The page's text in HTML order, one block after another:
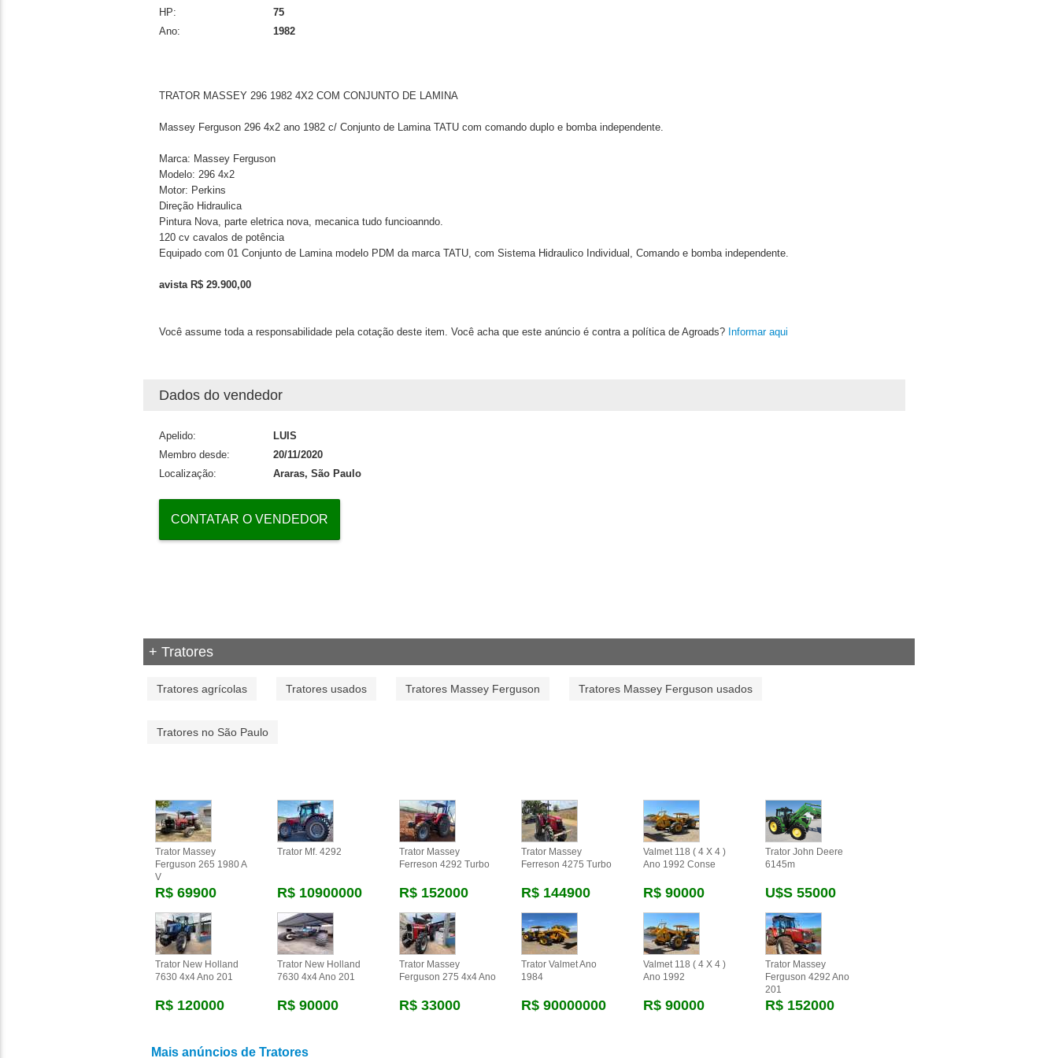
HP:
75
Ano:
1982
TRATOR MASSEY 296 1982 4X2 COM CONJUNTO DE LAMINA
Massey Ferguson 296 4x2 ano 1982 c/ Conjunto de Lamina TATU com comando duplo e bomba independente.
Marca: Massey Ferguson
Modelo: 296 4x2
Motor: Perkins
Direção Hidraulica
Pintura Nova, parte eletrica nova, mecanica tudo funcioanndo.
120 cv cavalos de potência
Equipado com 01 Conjunto de Lamina modelo PDM da marca TATU, com Sistema Hidraulico Individual, Comando e bomba independente.
avista R$ 29.900,00
Você assume toda a responsabilidade pela cotação deste item. Você acha que este anúncio é contra a política de Agroads? Informar aqui
Dados do vendedor
Apelido:
LUIS
Membro desde:
20/11/2020
Localização:
Araras, São Paulo
CONTATAR O VENDEDOR
+ Tratores
Tratores agrícolas Tratores usados Tratores Massey Ferguson Tratores Massey Ferguson usados
Tratores no São Paulo
Trator Massey
Ferguson 265 1980 A
V
R$ 69900
Trator Mf. 4292
R$ 10900000
Trator Massey
Ferreson 4292 Turbo
R$ 152000
Trator Massey
Ferreson 4275 Turbo
R$ 144900
Valmet 118 ( 4 X 4 )
Ano 1992 Conse
R$ 90000
Trator John Deere
6145m
U$s 55000
Trator New Holland
7630 4x4 Ano 201
R$ 120000
Trator New Holland
7630 4x4 Ano 201
R$ 90000
Trator Massey
Ferguson 275 4x4 Ano
R$ 33000
Trator Valmet Ano
1984
R$ 90000000
Valmet 118 ( 4 X 4 )
Ano 1992
R$ 90000
Trator Massey
Ferguson 4292 Ano
201
R$ 152000
Mais anúncios de Tratores